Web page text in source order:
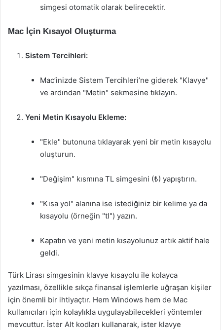
simgesi otomatik olarak belirecektir.
Mac İçin Kısayol Oluşturma
Sistem Tercihleri:
Mac’inizde Sistem Tercihleri’ne giderek "Klavye"
ve ardından "Metin" sekmesine tıklayın.
Yeni Metin Kısayolu Ekleme:
"Ekle" butonuna tıklayarak yeni bir metin kısayolu
oluşturun.
"Değişim" kısmına TL simgesini (₺) yapıştırın.
"Kısa yol" alanına ise istediğiniz bir kelime ya da
kısayolu (örneğin "tl") yazın.
Kapatın ve yeni metin kısayolunuz artık aktif hale
geldi.
Türk Lirası simgesinin klavye kısayolu ile kolayca
yazılması, özellikle sıkça finansal işlemlerle uğraşan kişiler
için önemli bir ihtiyaçtır. Hem Windows hem de Mac
kullanıcıları için kolaylıkla uygulayabilecekleri yöntemler
mevcuttur. İster Alt kodları kullanarak, ister klavye